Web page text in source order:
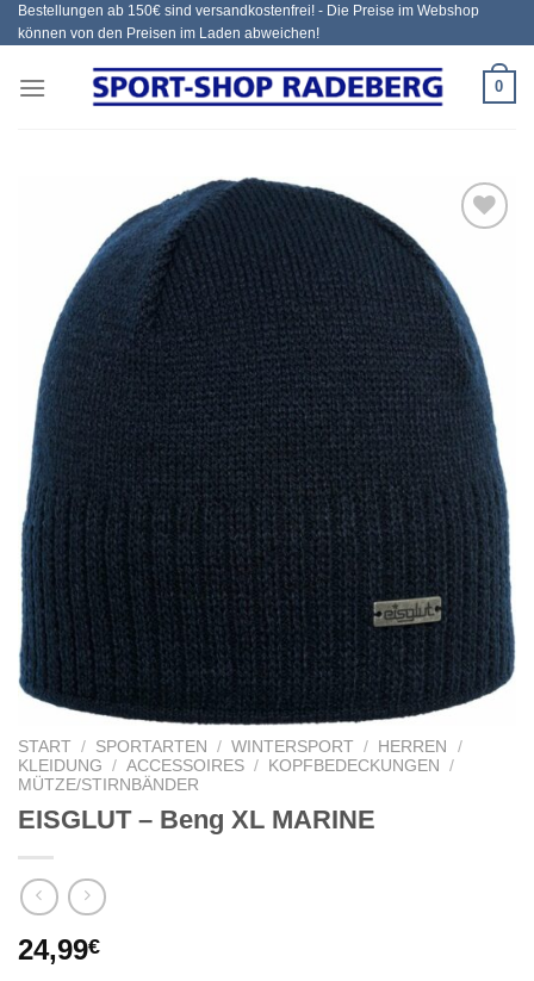
Zum
Inhalt
Bestellungen ab 150€ sind versandkostenfrei! - Die Preise im Webshop
können von den Preisen im Laden abweichen!
0
START / SPORTARTEN / WINTERSPORT / HERREN
/
KLEIDUNG
/ ACCESSOIRES / KOPFBEDECKUNGEN
/
MÜTZE/STIRNBÄNDER
EISGLUT – Beng XL MARINE
24,99€